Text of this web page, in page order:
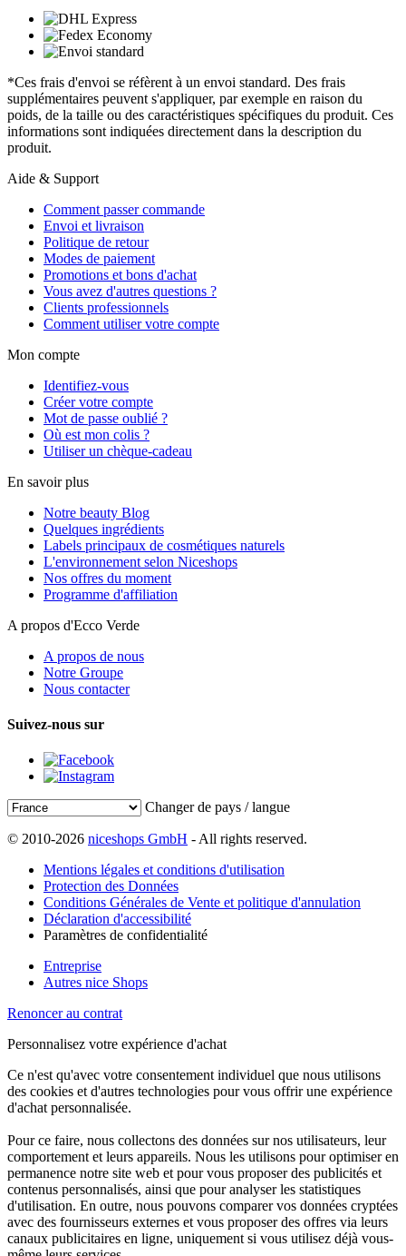
*Ces frais d'envoi se réfèrent à un envoi standard. Des frais
supplémentaires peuvent s'appliquer, par exemple en raison du
poids, de la taille ou des caractéristiques spécifiques du produit. Ces
informations sont indiquées directement dans la description du
produit.
Aide & Support
Comment passer commande
Envoi et livraison
Politique de retour
Modes de paiement
Promotions et bons d'achat
Vous avez d'autres questions ?
Clients professionnels
Comment utiliser votre compte
Mon compte
Identifiez-vous
Créer votre compte
Mot de passe oublié ?
Où est mon colis ?
Utiliser un chèque-cadeau
En savoir plus
Notre beauty Blog
Quelques ingrédients
Labels principaux de cosmétiques naturels
L'environnement selon Niceshops
Nos offres du moment
Programme d'affiliation
A propos d'Ecco Verde
A propos de nous
Notre Groupe
Nous contacter
Suivez-nous sur
Changer de pays / langue
© 2010-2026 niceshops GmbH - All rights reserved.
Mentions légales et conditions d'utilisation
Protection des Données
Conditions Générales de Vente et politique d'annulation
Déclaration d'accessibilité
Paramètres de confidentialité
Entreprise
Autres nice Shops
Renoncer au contrat
Personnalisez votre expérience d'achat
Ce n'est qu'avec votre consentement individuel que nous utilisons
des cookies et d'autres technologies pour vous offrir une expérience
d'achat personnalisée.
Pour ce faire, nous collectons des données sur nos utilisateurs, leur
comportement et leurs appareils. Nous les utilisons pour optimiser en
permanence notre site web et pour vous proposer des publicités et
contenus personnalisés, ainsi que pour analyser les statistiques
d'utilisation. En outre, nous pouvons comparer vos données cryptées
avec des fournisseurs externes et vous proposer des offres via leurs
canaux publicitaires en ligne, uniquement si vous utilisez déjà vous-